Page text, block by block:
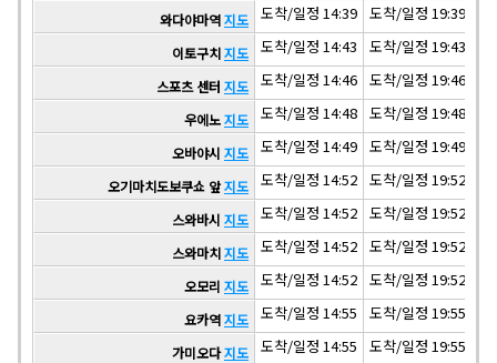
와다야마역지도 도착/일정 14:39 도착/일정 19:39
이토구치지도 도착/일정 14:43 도착/일정 19:43
스포츠 센터 지도 도착/일정 14:46 도착/일정 19:46
우에노지도 도착/일정 14:48 도착/일정 19:48
오바야시 지도 도착/일정 14:49 도착/일정 19:49
오기마치도보쿠쇼 앞지도 도착/일정 14:52 도착/일정 19:52
스와바시 지도 도착/일정 14:52 도착/일정 19:52
스와마치지도 도착/일정 14:52 도착/일정 19:52
오모리 지도 도착/일정 14:52 도착/일정 19:52
요카역지도 도착/일정 14:55 도착/일정 19:55
가미오다지도 도착/일정 14:55 도착/일정 19:55